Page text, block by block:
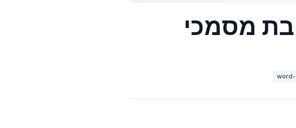
מסמכי